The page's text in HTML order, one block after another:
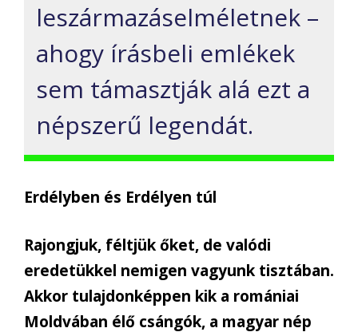
leszármazáselméletnek –
ahogy írásbeli emlékek
sem támasztják alá ezt a
népszerű legendát.
Erdélyben és Erdélyen túl
Rajongjuk, féltjük őket, de valódi
eredetükkel nemigen vagyunk tisztában.
Akkor tulajdonképpen kik a romániai
Moldvában élő csángók, a magyar nép